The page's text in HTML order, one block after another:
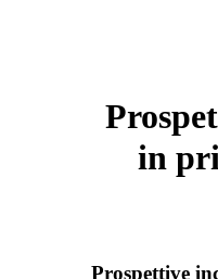
in
Prospettive